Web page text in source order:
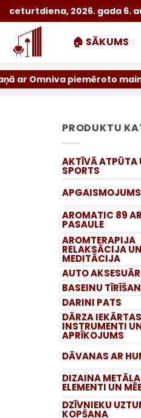
Skip
to
content
ceturtdiena, 2026. gada 6.
🏠 SĀKUMS
piemēroto mainīgo
PRODUKTU
AKTĪVĀ ATPŪTA
SPORTS
APGAISMOJUMS
AROMATIC 89
PASAULE
AROMTERAPIJA
RELAKSĀCIJA UN
MEDITĀCIJA
AUTO
BASEINU
DARINI PATS
DĀRZA IEKĀRTAS
INSTRUMENTI
APRĪKOJUMS
DĀVANAS AR
DIZAINA METĀLA
ELEMENTI UN
DZĪVNIEKU
KOPŠANA